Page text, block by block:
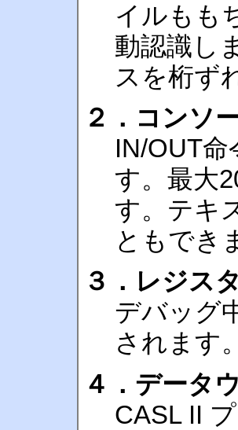
イルもも
動認識し
スを桁ず
２．コンソ
IN/OUT
す。最大
す。テキ
ともでき
３．レジス
デバッグ
されます
４．データ
CASL II